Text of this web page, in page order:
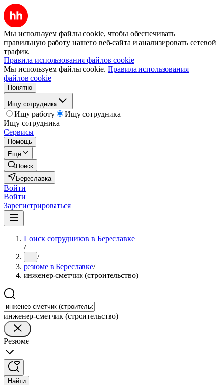
Мы используем файлы cookie, чтобы обеспечивать
правильную работу нашего веб-сайта и анализировать сетевой
трафик.
Правила использования файлов cookie
Мы используем файлы cookie. Правила использования
файлов cookie
Понятно
Ищу сотрудника
Ищу работу
Ищу сотрудника
Ищу сотрудника
Сервисы
Помощь
Ещё
Поиск
Береславка
Войти
Войти
Зарегистрироваться
Поиск сотрудников в Береславке
/
... /
резюме в Береславке/
инженер-сметчик (строительство)
инженер-сметчик (строительство)
Резюме
Найти